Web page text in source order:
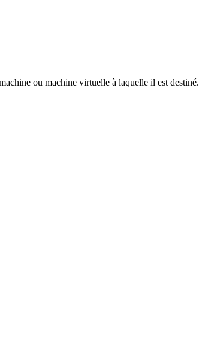
ou machine virtuelle à laquelle il est destiné.